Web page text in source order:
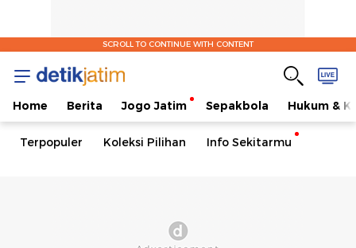
SCROLL TO CONTINUE WITH CONTENT
Home Berita Jogo Jatim Sepakbola Hukum &
Terpopuler Koleksi Pilihan Info Sekitarmu